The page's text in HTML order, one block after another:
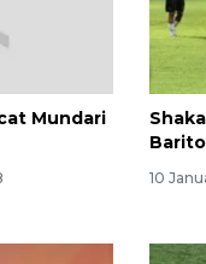
Mundari
Barito
10